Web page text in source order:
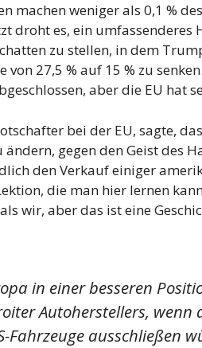
machen weniger als 0,1 %
droht es, ein umfassenderes
zu stellen, in dem
27,5 % auf 15 % zu
aber die EU hat
bei der EU, sagte,
gegen den Geist des
den Verkauf einiger
die man hier lernen
wir, aber das ist eine
in einer besseren
Autoherstellers, wenn
Fahrzeuge ausschließen